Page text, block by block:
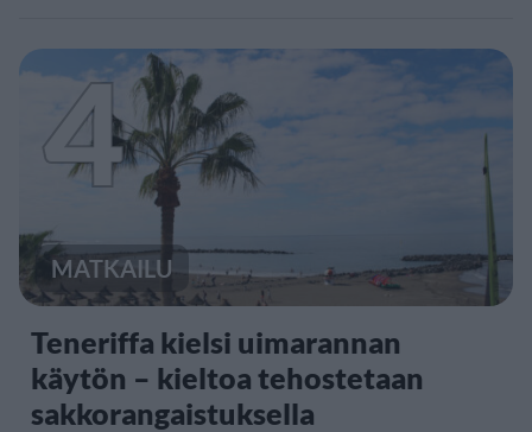
4
MATKAILU
Teneriffa kielsi uimarannan
käytön – kieltoa tehostetaan
sakkorangaistuksella